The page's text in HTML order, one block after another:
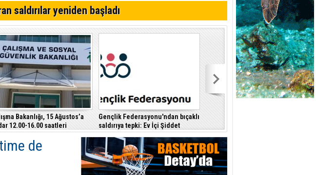
bir araya geldi
günü kurtaran değil, geleceği planlayan
saldırılar yeniden başladı
Bakanlığı, 15 Ağustos’a
12.00-16.00 saatleri
güneş altında çalışmayı
Gençlik Federasyonu'ndan bıçaklı
saldırıya tepki: Ev İçi Şiddet
Yasası hayata geçirilmeli
de